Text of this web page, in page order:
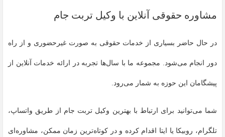
مشاوره حقوقی آنلاین با وکیل تربت جام
در حال حاضر بسیاری از خدمات حقوقی به صورت غیرحضوری و از راه
دور انجام می‌شود. مجموعه ما با سال‌ها تجربه در ارائه خدمات آنلاین از
پیشگامان این حوزه به شمار می‌رود.
شما می‌توانید برای ارتباط با بهترین وکیل تربت جام از طریق واتساپ،
تلگرام، روبیکا یا ایتا اقدام کرده و در کوتاه‌ترین زمان ممکن، مشاوره‌ای